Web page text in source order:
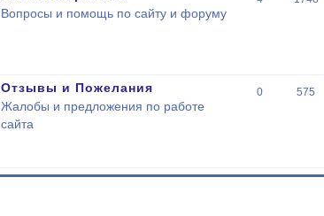
Вопросы и помощь по сайту и форуму
Отзывы и Пожелания
Жалобы и предложения по работе
сайта
0 575